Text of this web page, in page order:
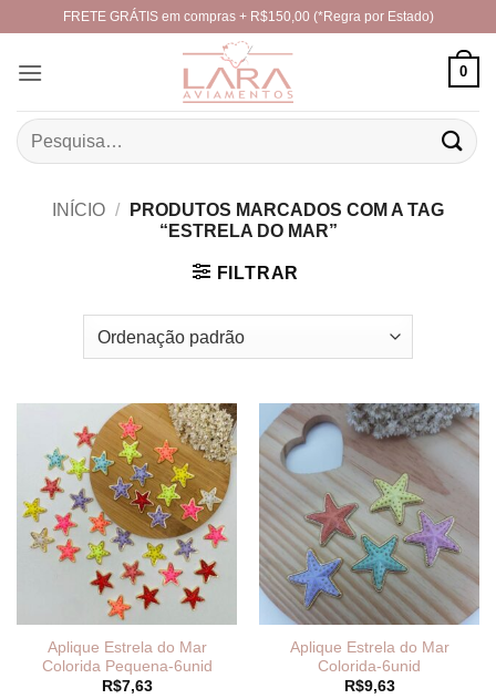
content
FRETE GRÁTIS em compras + R$150,00 (*Regra por Estado)
0
Pesquisar
por:
INÍCIO /
PRODUTOS MARCADOS COM A TAG
“ESTRELA DO MAR”
FILTRAR
Aplique Estrela do Mar
Colorida Pequena-6unid
R$7,63
Aplique Estrela do Mar
Colorida-6unid
R$9,63